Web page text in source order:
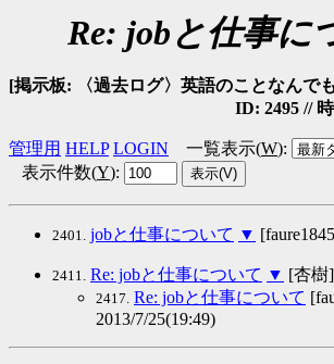
Re: jobと仕事に
[掲示板: 〈過去ログ〉英語のことなんで
ID: 2495 //
管理用 HELP LOGIN 一覧表示(W):
表示件数(Y):
2401. jobと仕事について ▼
2411. Re: jobと仕事について ▼ [杏樹
2417. Re: jobと仕事について
2013/7/25(19:49)